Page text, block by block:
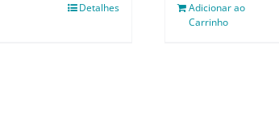
Detalhes
Adicionar ao
Carrinho